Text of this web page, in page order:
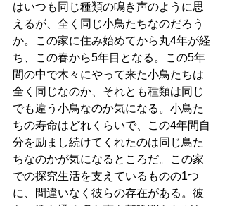
はいつも同じ種類の鳴き声のように思
えるが、全く同じ小鳥たちなのだろう
か。この家に住み始めてから丸4年が経
ち、この春から5年目となる。この5年
間の中で木々にやって来た小鳥たちは
全く同じなのか、それとも種類は同じ
でも違う小鳥なのか気になる。小鳥た
ちの寿命はどれくらいで、この4年間自
分を励まし続けてくれたのは同じ鳥た
ちなのかが気になるところだ。この家
での探究生活を支えているものの1つ
に、間違いなく彼らの存在がある。彼